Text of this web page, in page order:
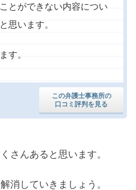
この弁護士事務所の
口コミ評判を見る
とができない内容につい
思います。
す。
さんあると思います。
消していきましょう。